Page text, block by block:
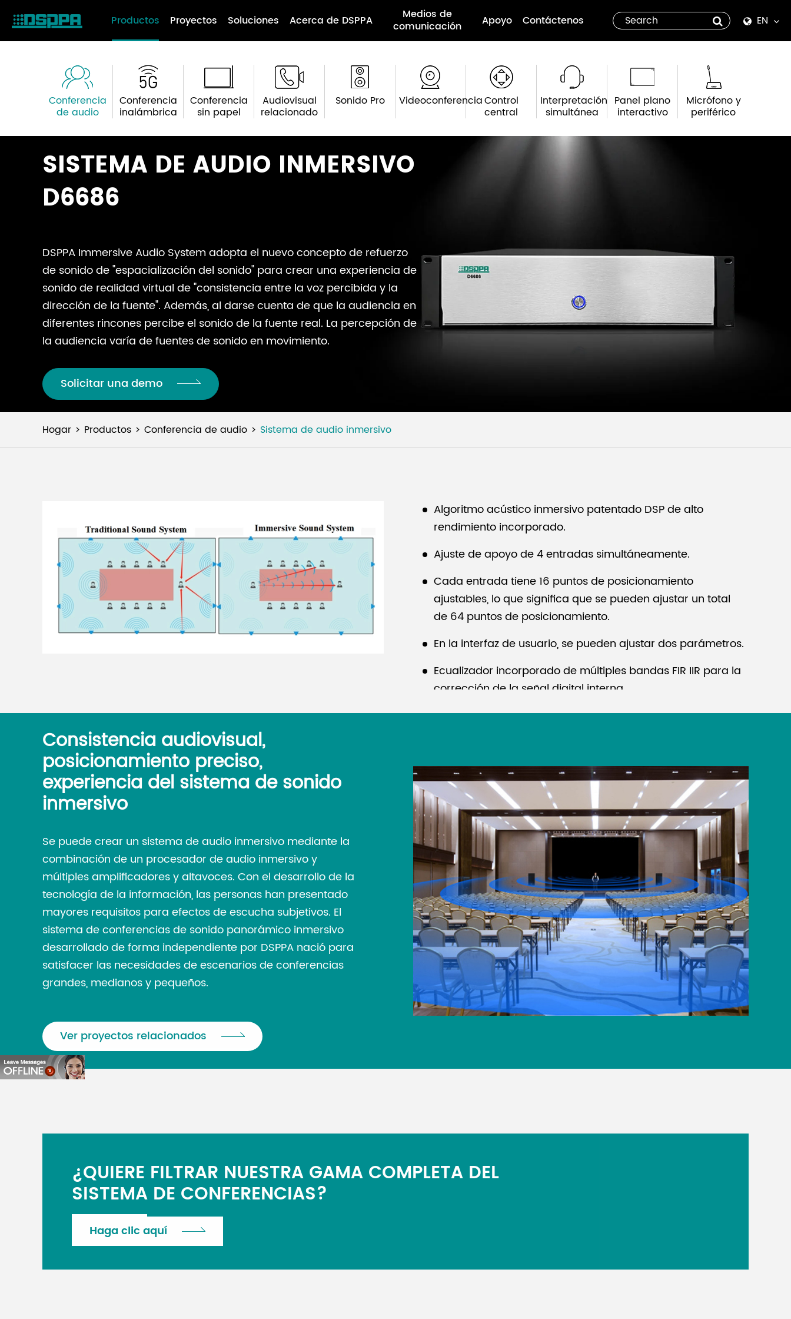
Productos Proyectos Soluciones Acerca de DSPPA
Medios de
comunicación
Apoyo Contáctenos
EN
Español
italiano
русский
ไทย
বাঙালি
Conferencia
de audio
Conferencia
inalámbrica
Conferencia
sin papel
Audiovisual
relacionado
Sonido Pro VideoconferenciaControl
central
Interpretación
simultánea
Panel plano
interactivo
Micrófono y
periférico
SISTEMA DE AUDIO INMERSIVO
D6686
DSPPA Immersive Audio System adopta el nuevo concepto de refuerzo
de sonido de "espacialización del sonido" para crear una experiencia de
sonido de realidad virtual de "consistencia entre la voz percibida y la
dirección de la fuente". Además, al darse cuenta de que la audiencia en
diferentes rincones percibe el sonido de la fuente real. La percepción de
la audiencia varía de fuentes de sonido en movimiento.
Solicitar una demo
Hogar Productos Conferencia de audio Sistema de audio inmersivo
Algoritmo acústico inmersivo patentado DSP de alto
rendimiento incorporado.
Ajuste de apoyo de 4 entradas simultáneamente.
Cada entrada tiene 16 puntos de posicionamiento
ajustables, lo que significa que se pueden ajustar un total
de 64 puntos de posicionamiento.
En la interfaz de usuario, se pueden ajustar dos parámetros.
Ecualizador incorporado de múltiples bandas FIR IIR para la
corrección de la señal digital interna.
Adecuado para todo tipo de salas de conferencias, museos
Consistencia audiovisual,
posicionamiento preciso,
experiencia del sistema de sonido
inmersivo
Se puede crear un sistema de audio inmersivo mediante la
combinación de un procesador de audio inmersivo y
múltiples amplificadores y altavoces. Con el desarrollo de la
tecnología de la información, las personas han presentado
mayores requisitos para efectos de escucha subjetivos. El
sistema de conferencias de sonido panorámico inmersivo
desarrollado de forma independiente por DSPPA nació para
satisfacer las necesidades de escenarios de conferencias
grandes, medianos y pequeños.
Ver proyectos relacionados
¿QUIERE FILTRAR NUESTRA GAMA COMPLETA DEL
SISTEMA DE CONFERENCIAS?
Haga clic aquí